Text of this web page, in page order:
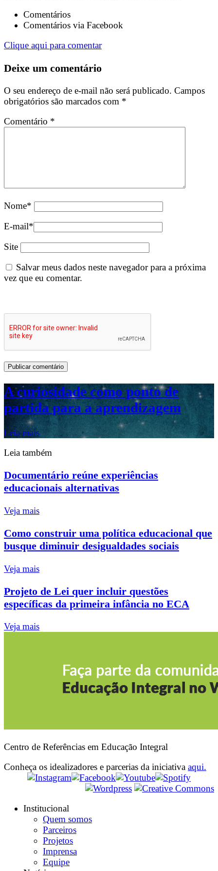
Comentários
Comentários via Facebook
Clique aqui para comentar
Deixe um comentário
O seu endereço de e-mail não será publicado. Campos
obrigatórios são marcados com *
Comentário *
Nome*
E-mail*
Site
Salvar meus dados neste navegador para a próxima
vez que eu comentar.
A curiosidade como ponto de
partida para a aprendizagem
Leia mais
Leia também
Documentário reúne experiências
educacionais alternativas
Veja mais
Como construir uma política educacional que
busque diminuir desigualdades sociais
Veja mais
Projeto de Lei quer incluir questões
específicas da primeira infância no ECA
Veja mais
Centro de Referências em Educação Integral
Conheça os idealizadores e parcerias da iniciativa aqui.
Institucional
Quem somos
Parceiros
Projetos
Imprensa
Equipe